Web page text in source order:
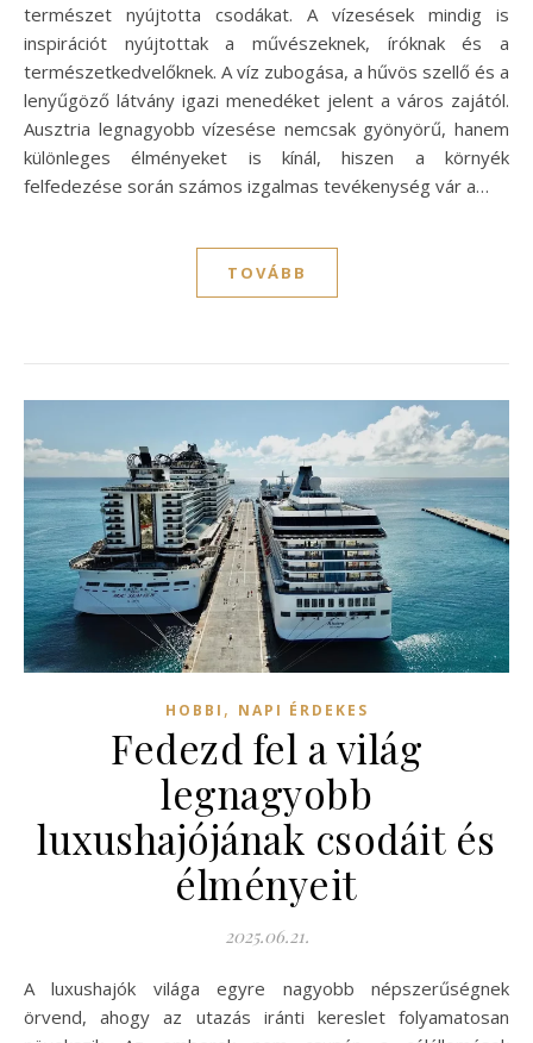
természet nyújtotta csodákat. A vízesések mindig is
inspirációt nyújtottak a művészeknek, íróknak és a
természetkedvelőknek. A víz zubogása, a hűvös szellő és a
lenyűgöző látvány igazi menedéket jelent a város zajától.
Ausztria legnagyobb vízesése nemcsak gyönyörű, hanem
különleges élményeket is kínál, hiszen a környék
felfedezése során számos izgalmas tevékenység vár a…
TOVÁBB
HOBBI , NAPI ÉRDEKES
Fedezd fel a világ
legnagyobb
luxushajójának csodáit és
élményeit
2025.06.21.
A luxushajók világa egyre nagyobb népszerűségnek
örvend, ahogy az utazás iránti kereslet folyamatosan